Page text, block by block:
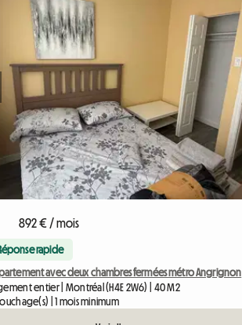
892 € / mois
rapide
avec deux chambres fermées métro Angrignon
entier | Montréal (H4E 2W6) | 40 M2
| 1 mois minimum